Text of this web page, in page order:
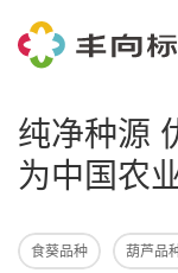
纯净种源
为中国农
食葵品种 葫芦品